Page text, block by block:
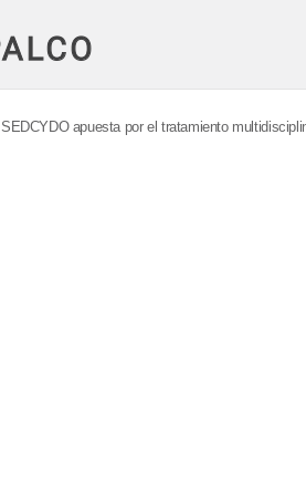
SEDCYDO apuesta por el tratamiento